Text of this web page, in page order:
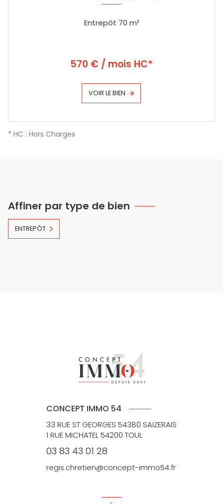
Entrepôt 70 m²
570 € / mois HC*
VOIR LE BIEN
* HC : Hors Charges
Affiner par type de bien
ENTREPÔT
CONCEPT IMMO 54
33 RUE ST GEORGES 54380 SAIZERAIS
1 RUE MICHATEL 54200 TOUL
03 83 43 01 28
regis.chretien@concept-immo54.fr